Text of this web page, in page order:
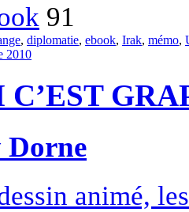
91
, diplomatie, ebook, Irak, mémo,
2010
Dorne
animé,